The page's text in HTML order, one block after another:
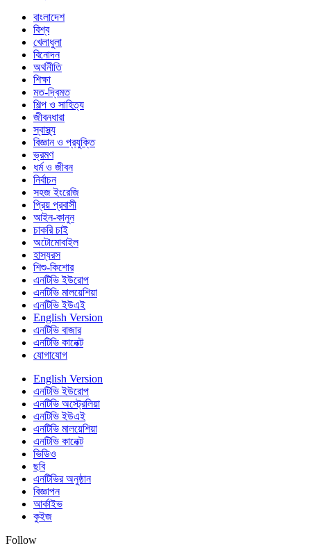
বাংলাদেশ
বিশ্ব
খেলাধুলা
বিনোদন
অর্থনীতি
শিক্ষা
মত-দ্বিমত
শিল্প ও সাহিত্য
জীবনধারা
স্বাস্থ্য
বিজ্ঞান ও প্রযুক্তি
ভ্রমণ
ধর্ম ও জীবন
নির্বাচন
সহজ ইংরেজি
প্রিয় প্রবাসী
আইন-কানুন
চাকরি চাই
অটোমোবাইল
হাস্যরস
শিশু-কিশোর
এনটিভি ইউরোপ
এনটিভি মালয়েশিয়া
এনটিভি ইউএই
English Version
এনটিভি বাজার
এনটিভি কানেক্ট
যোগাযোগ
English Version
এনটিভি ইউরোপ
এনটিভি অস্ট্রেলিয়া
এনটিভি ইউএই
এনটিভি মালয়েশিয়া
এনটিভি কানেক্ট
ভিডিও
ছবি
এনটিভির অনুষ্ঠান
বিজ্ঞাপন
আর্কাইভ
কুইজ
Follow